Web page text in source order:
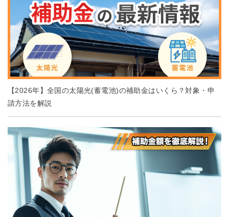
【2026年】全国の太陽光(蓄電池)の補助金はいくら？対象・申
請方法を解説